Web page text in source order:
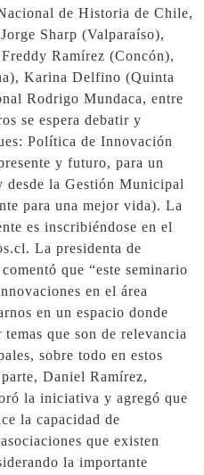
de Historia de Chile,
Sharp (Valparaíso),
Ramírez (Concón),
Karina Delfino (Quinta
Rodrigo Mundaca, entre
se espera debatir y
Política de Innovación
y futuro, para un
la Gestión Municipal
para una mejor vida). La
es inscribiéndose en el
La presidenta de
que “este seminario
en el área
en un espacio donde
que son de relevancia
sobre todo en estos
Daniel Ramírez,
la iniciativa y agregó que
la capacidad de
que existen
la importante